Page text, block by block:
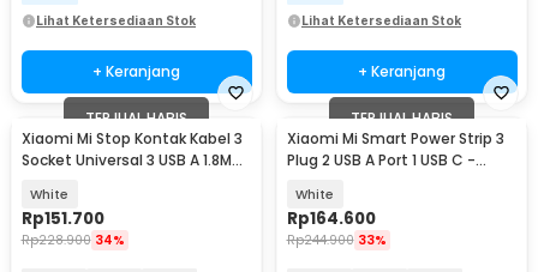
Lihat Ketersediaan Stok
+ Keranjang
Lihat Ketersediaan Stok
+ Keranjang
TERJUAL HABIS
Xiaomi Mi Stop Kontak Kabel 3
Socket Universal 3 USB A 1.8M
(ORIGINAL)
White
Rp151.700
Rp228.900 34%
TERJUAL HABIS
Xiaomi Mi Smart Power Strip 3
Plug 2 USB A Port 1 USB C -
White
Rp164.600
Rp244.900 33%